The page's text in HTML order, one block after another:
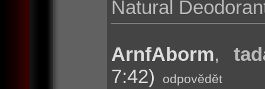
Natural
ArnfAborm,
7:42)
odpovědět